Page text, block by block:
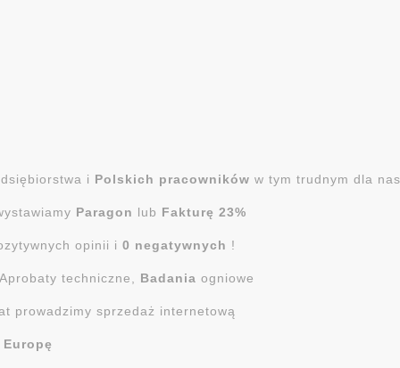
i Polskich pracowników w tym trudnym dla
Paragon lub Fakturę 23%
opinii i 0 negatywnych !
Aprobaty techniczne, Badania ogniowe
prowadzimy sprzedaż internetową
Europę